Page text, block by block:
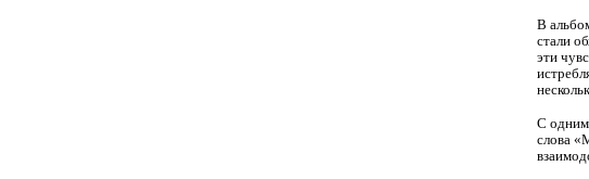
В
стали
эти
С одним
слова